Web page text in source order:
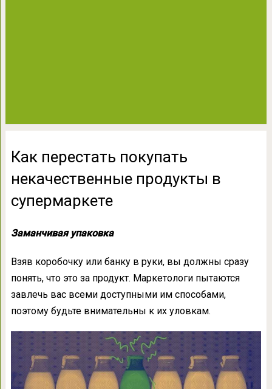
Как перестать покупать
некачественные продукты в
супермаркете
Заманчивая упаковка
Взяв коробочку или банку в руки, вы должны сразу
понять, что это за продукт. Маркетологи пытаются
завлечь вас всеми доступными им способами,
поэтому будьте внимательны к их уловкам.